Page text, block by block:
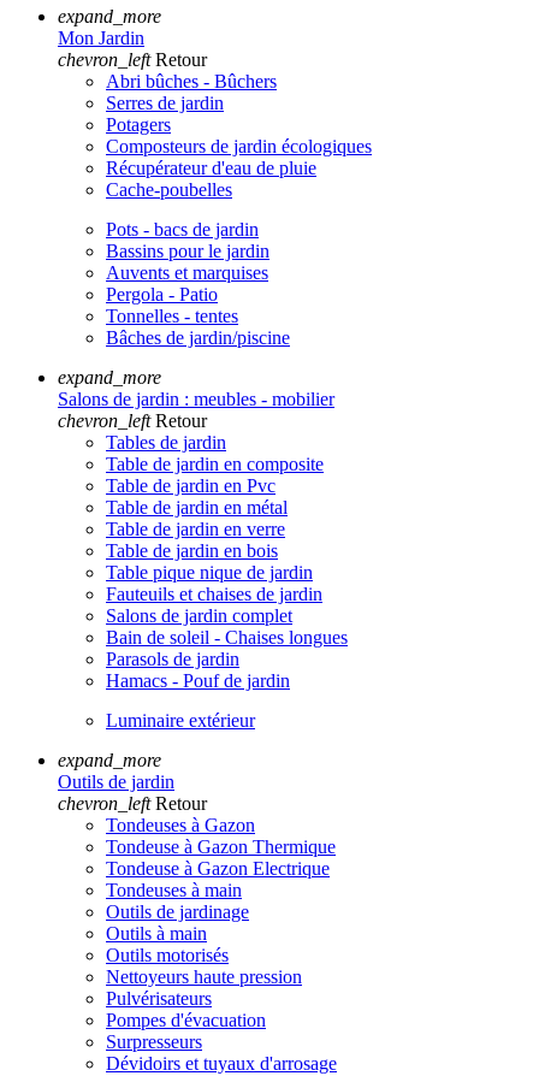
expand_more
Mon Jardin
chevron_left Retour
Abri bûches - Bûchers
Serres de jardin
Potagers
Composteurs de jardin écologiques
Récupérateur d'eau de pluie
Cache-poubelles
Pots - bacs de jardin
Bassins pour le jardin
Auvents et marquises
Pergola - Patio
Tonnelles - tentes
Bâches de jardin/piscine
expand_more
Salons de jardin : meubles - mobilier
chevron_left Retour
Tables de jardin
Table de jardin en composite
Table de jardin en Pvc
Table de jardin en métal
Table de jardin en verre
Table de jardin en bois
Table pique nique de jardin
Fauteuils et chaises de jardin
Salons de jardin complet
Bain de soleil - Chaises longues
Parasols de jardin
Hamacs - Pouf de jardin
Luminaire extérieur
expand_more
Outils de jardin
chevron_left Retour
Tondeuses à Gazon
Tondeuse à Gazon Thermique
Tondeuse à Gazon Electrique
Tondeuses à main
Outils de jardinage
Outils à main
Outils motorisés
Nettoyeurs haute pression
Pulvérisateurs
Pompes d'évacuation
Surpresseurs
Dévidoirs et tuyaux d'arrosage